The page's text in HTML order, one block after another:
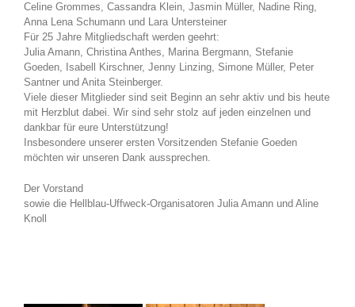
Celine Grommes, Cassandra Klein, Jasmin Müller, Nadine Ring,
Anna Lena Schumann und Lara Untersteiner
Für 25 Jahre Mitgliedschaft werden geehrt:
Julia Amann, Christina Anthes, Marina Bergmann, Stefanie
Goeden, Isabell Kirschner, Jenny Linzing, Simone Müller, Peter
Santner und Anita Steinberger.
Viele dieser Mitglieder sind seit Beginn an sehr aktiv und bis heute
mit Herzblut dabei. Wir sind sehr stolz auf jeden einzelnen und
dankbar für eure Unterstützung!
Insbesondere unserer ersten Vorsitzenden Stefanie Goeden
möchten wir unseren Dank aussprechen.
Der Vorstand
sowie die Hellblau-Uffweck-Organisatoren Julia Amann und Aline
Knoll